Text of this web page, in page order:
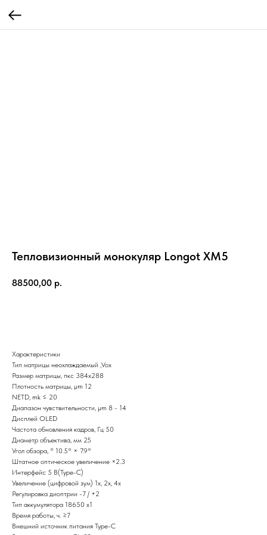
Тепловизионный монокуляр Longot XM5
88500,00 р.
Характеристики
Тип матрицы неохлаждаемый ,Vox
Размер матрицы, пкс 384x288
Плотность матрицы, µm 12
NETD, mk ≤ 20
Диапазон чувствительности, μm 8 - 14
Дисплей OLED
Частота обновления кадров, Гц 50
Диаметр объектива, мм 25
Угол обзора, ° 10.5° × 7.9°
Штатное оптическое увеличение ×2.3
Интерфейс 5 В(Type-C)
Увеличение (цифровой зум) 1x, 2x, 4x
Регулировка диоптрии -7 / +2
Тип аккумуляторa 18650 x1
Время работы, ч. ≥7
Внешний источник питания Type-C